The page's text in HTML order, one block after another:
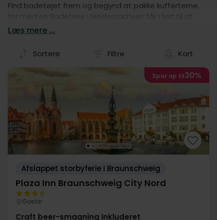
Find badetøjet frem og begynd at pakke kufferterne,
for med en Badeferie i Niedersachsen får I lyst til at
tage afsted med det samme! Leder I efter det
Læs mere ...
Sortere Filtre Kort
Spar op til30%
Afslappet storbyferie i Braunschweig
Plaza Inn Braunschweig City Nord
Goslar
Craft beer-smagning inkluderet